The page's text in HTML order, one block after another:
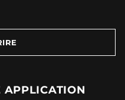
APPLICATION